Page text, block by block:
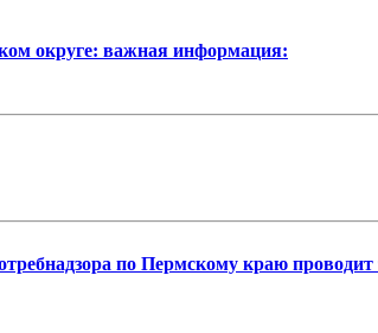
округе: важная информация:
по Пермскому краю